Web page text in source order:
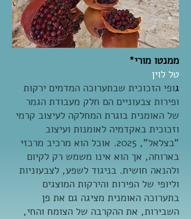
ממנטו מורי*
טל לוין
גופי הזכוכית שבתערוכה המדמים ירקות
ופירות צבעוניים הם חלק מעבודת הגמר
של האומנית בוגרת המחלקה לעיצוב קרמי
וזכוכית באקדמיה לאומנות ועיצוב
"בצלאל", 2025. אוכל הוא מרכיב מרכזי
בארוחה, אך הוא אינו משמש רק לקיום
ולהנאה חושית. בניגוד לשפע, לצבעוניות
וליופי של הפירות והירקות המוצגים
בתערוכה האומנית מציגה גם את פן
השבירות, את ההקרבה של הצומח והחי,